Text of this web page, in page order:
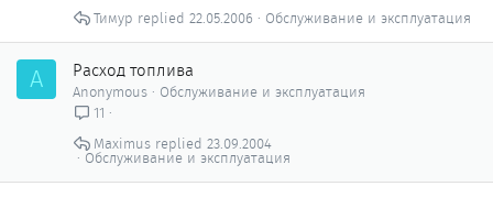
Обслуживание и эксплуатация
22.05.2006
Тимур
A Расход топлива
Anonymous
Обслуживание и эксплуатация
11
Обслуживание и эксплуатация
23.09.2004
Maximus